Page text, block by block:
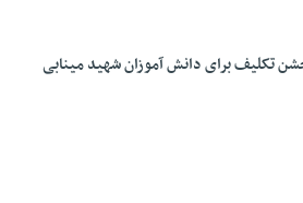
تکلیف برای دانش آموزان شهید مینابی